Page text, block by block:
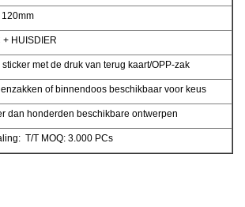
+ HUISDIER
sticker met de druk van terug kaart/OPP-zak
of binnendoos beschikbaar voor keus
dan honderden beschikbare ontwerpen
T/T MOQ: 3.000 PCs